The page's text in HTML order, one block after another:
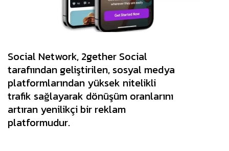
Social Network, 2gether Social
tarafıından geliştirilen, sosyal medya
platformlarından yüksek nitelikli
trafik sağlayarak dönüşüm oranlarını
artıran yenilikçi bir reklam
platformudur.